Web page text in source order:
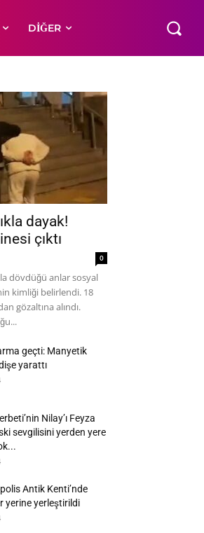
DIĞER
dayak!
çıktı
0
dövdüğü anlar sosyal
kimliği belirlendi. 18
gözaltına alındı.
geçti: Manyetik
yarattı
Nilay’ı Feyza
sevgilisini yerden yere
Antik Kenti’nde
yerine yerleştirildi